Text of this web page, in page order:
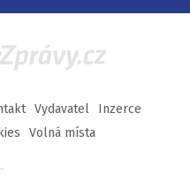
Instagram
YouTube
Vydavatel
Inzerce
Volná místa